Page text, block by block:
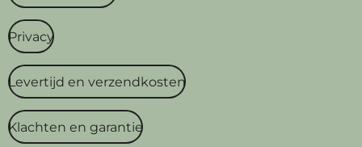
Privacy
Levertijd en verzendkosten
Klachten en garantie